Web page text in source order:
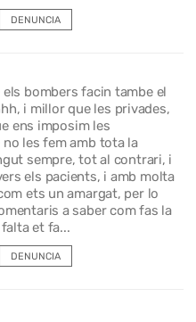
DENUNCIA
bombers facin tambe el
i millor que les privades,
ens imposim les
les fem amb tota la
sempre, tot al contrari, i
els pacients, i amb molta
ets un amargat, per lo
a saber com fas la
et fa...
DENUNCIA